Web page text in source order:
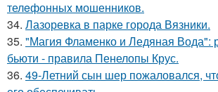
телeфонныx мошенников.
34. Лазоревка в парке города Вязники.
35. "Магия Фламенко и Ледяная Вода":
бьюти - правила Пенелопы Крус.
36. 49-Летний сын шер пожаловался,